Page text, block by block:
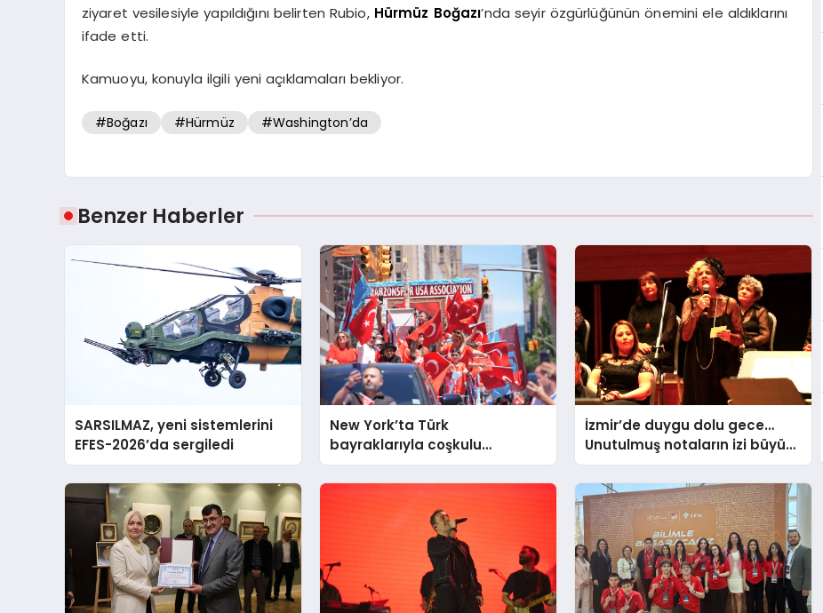
ziyaret vesilesiyle yapıldığını belirten Rubio, Hürmüz Boğazı’nda seyir özgürlüğünün önemini ele aldıklarını
ifade etti.
Kamuoyu, konuyla ilgili yeni açıklamaları bekliyor.
#Boğazı #Hürmüz #Washington’da
Benzer Haberler
SARSILMAZ, yeni sistemlerini
EFES-2026’da sergiledi
New York’ta Türk
bayraklarıyla coşkulu
yürüyüş… Binlerce kişi
Manhattan’ta bir araya geldi
İzmir’de duygu dolu gece…
Unutulmuş notaların izi büyük
ilgi gördü